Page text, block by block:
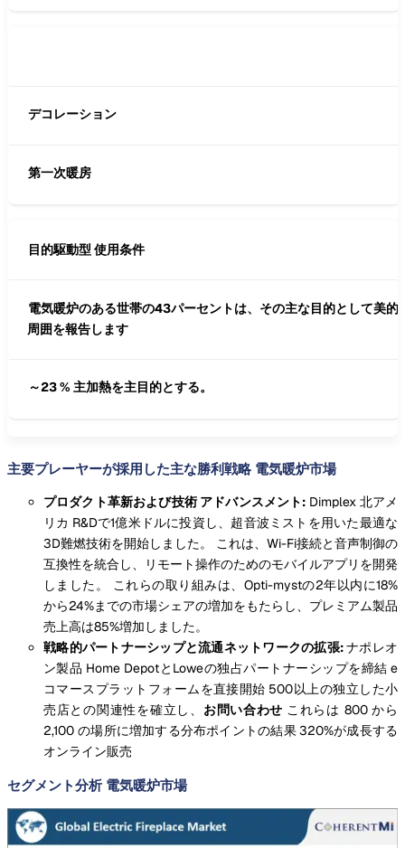
デコレーション
第一次暖房
目的駆動型 使用条件
電気暖炉のある世帯の43パーセントは、その主な目的として美的/
周囲を報告します
～23 % 主加熱を主目的とする。
主要プレーヤーが採用した主な勝利戦略 電気暖炉市場
プロダクト革新および技術 アドバンスメント: Dimplex 北アメ
リカ R&Dで1億米ドルに投資し、超音波ミストを用いた最適な
3D難燃技術を開始しました。 これは、Wi-Fi接続と音声制御の
互換性を統合し、リモート操作のためのモバイルアプリを開発
しました。 これらの取り組みは、Opti-mystの2年以内に18%
から24%までの市場シェアの増加をもたらし、プレミアム製品
売上高は85%増加しました。
戦略的パートナーシップと流通ネットワークの拡張:ナポレオ
ン製品 Home DepotとLoweの独占パートナーシップを締結 e
コマースプラットフォームを直接開始 500以上の独立した小
売店との関連性を確立し、 お問い合わせ これらは 800 から
2,100 の場所に増加する分布ポイントの結果320%が成長する
オンライン販売
セグメント分析 電気暖炉市場